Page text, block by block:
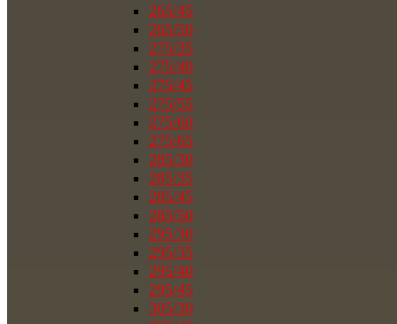
265/45
265/50
275/35
275/40
275/45
275/55
275/60
275/65
285/30
285/35
285/45
285/50
295/30
295/35
295/40
295/45
305/30